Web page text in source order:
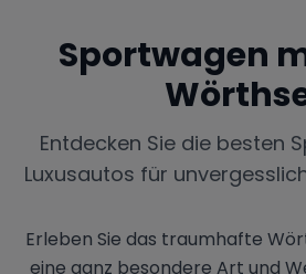
Sportwagen
Entdecken Sie die besten
Luxusautos für
Erleben Sie das traumhafte
eine ganz besondere Art und